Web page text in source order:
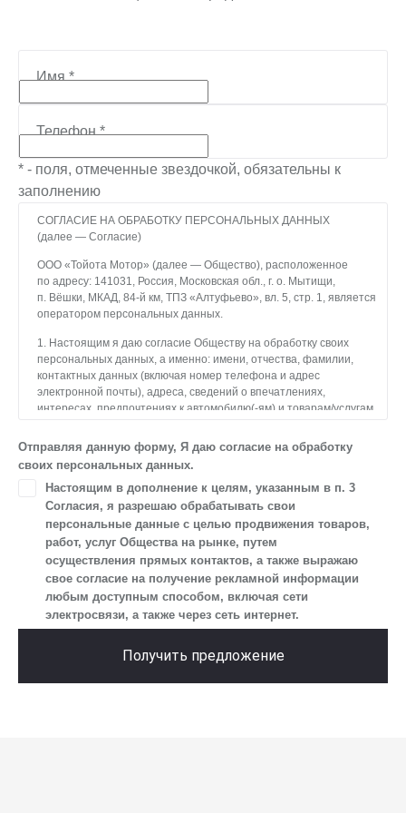
Имя*
Телефон*
* - поля, отмеченные звездочкой, обязательны к
заполнению
СОГЛАСИЕ НА ОБРАБОТКУ ПЕРСОНАЛЬНЫХ ДАННЫХ
(далее — Согласие)
ООО «Тойота Мотор» (далее — Общество), расположенное
по адресу: 141031, Россия, Московская обл., г. о. Мытищи,
п. Вёшки, МКАД, 84-й км, ТПЗ «Алтуфьево», вл. 5, стр. 1, является
оператором персональных данных.
1. Настоящим я даю согласие Обществу на обработку своих
персональных данных, а именно: имени, отчества, фамилии,
контактных данных (включая номер телефона и адрес
электронной почты), адреса, сведений о впечатлениях,
интересах, предпочтениях к автомобилю(-ям) и товарам/услугам,
устройства и модели мобильного телефона посетителя сайта,
уникального идентификатора посетителя сайта,
предпочтительного времени и способа для контакта, истории
контактов.
следующие действия: сбор, запись, систематизация,
накопление, хранение, уточнение (обновление, изменение),
извлечение, использование, передача (предоставление, доступ),
блокирование, удаление, уничтожение персональных данных.
Общество обрабатывает персональные данные
с использованием средств автоматизации.
осуществление взаимодействия Общества с посетителями
Отправляя данную форму, Я даю согласие на обработку
своих персональных данных.
Настоящим в дополнение к целям, указанным в п. 3
Согласия, я разрешаю обрабатывать свои
персональные данные с целью продвижения товаров,
работ, услуг Общества на рынке, путем
осуществления прямых контактов, а также выражаю
свое согласие на получение рекламной информации
любым доступным способом, включая сети
электросвязи, а также через сеть интернет.
Получить предложение